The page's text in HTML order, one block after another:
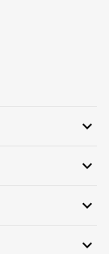
expand_more
expand_more
expand_more
expand_more